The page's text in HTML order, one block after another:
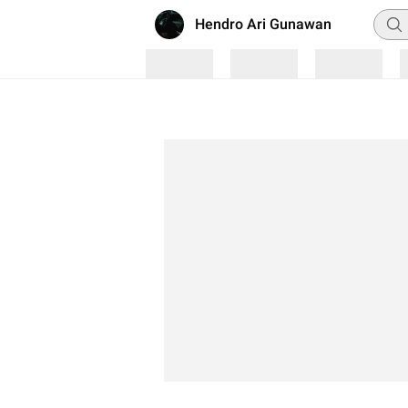
Hendro Ari Gunawan